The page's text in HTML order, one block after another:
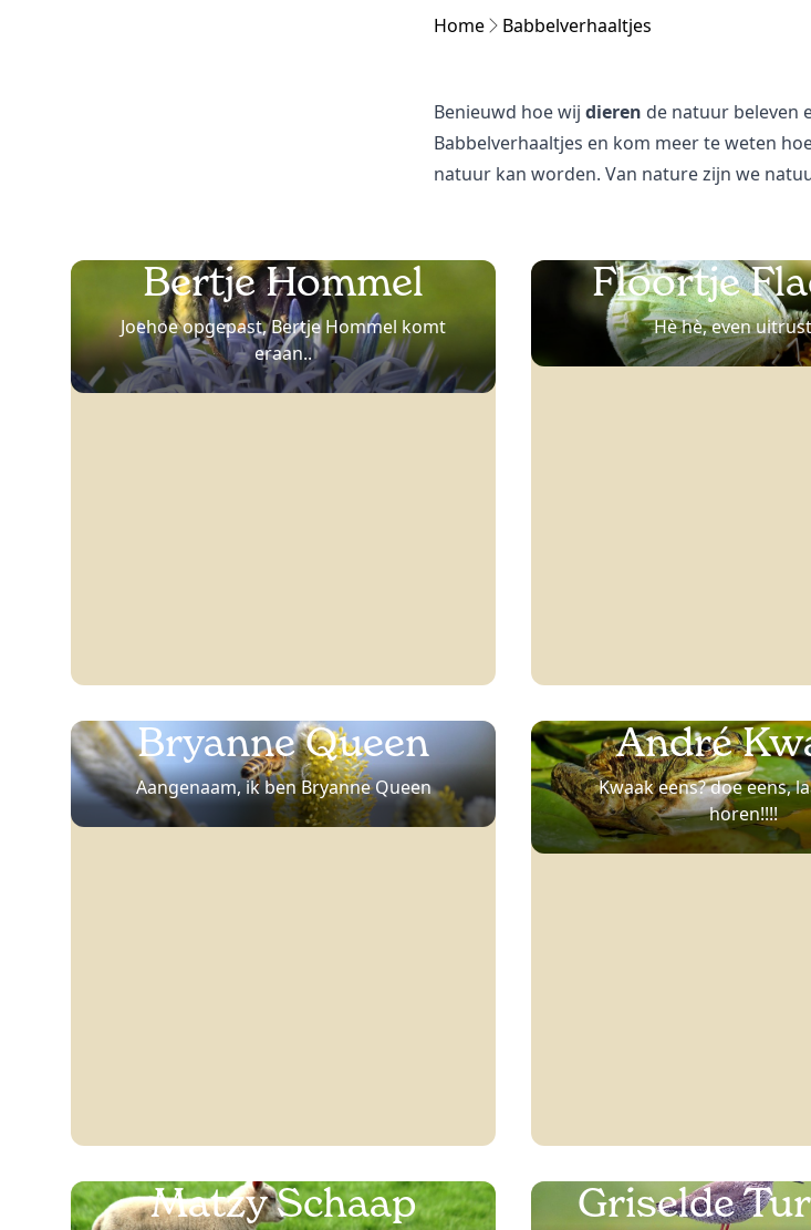
Home Babbelverhaaltjes
Benieuwd hoe wij dieren de natuur beleven
Babbelverhaaltjes en kom meer te weten
natuur kan worden. Van nature zijn we
Bertje Hommel
Joehoe opgepast, Bertje Hommel komt
eraan..
Floortje
Hè hè, even
Bryanne Queen
Aangenaam, ik ben Bryanne Queen
André
Kwaak eens? doe eens,
horen!!!!
Matzy Schaap Griselde